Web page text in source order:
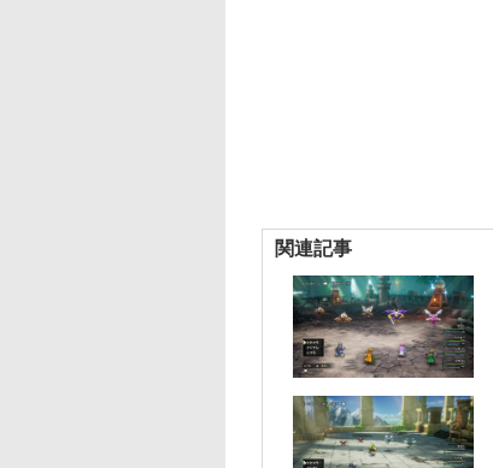
関連記事